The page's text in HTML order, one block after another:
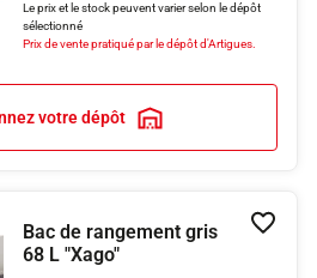
Le prix et le stock peuvent varier selon le dépôt
sélectionné
Prix de vente pratiqué par le dépôt d'Artigues.
votre dépôt
Bac de rangement gris
68 L "Xago"